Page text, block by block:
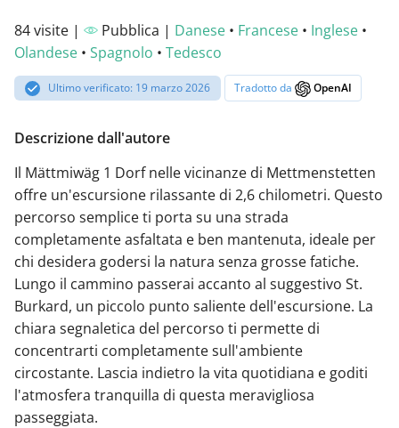
84 visite | Pubblica | Danese • Francese • Inglese •
Olandese • Spagnolo • Tedesco
Ultimo verificato: 19 marzo 2026 Tradotto da OpenAI
Descrizione dall'autore
Il Mättmiwäg 1 Dorf nelle vicinanze di Mettmenstetten
offre un'escursione rilassante di 2,6 chilometri. Questo
percorso semplice ti porta su una strada
completamente asfaltata e ben mantenuta, ideale per
chi desidera godersi la natura senza grosse fatiche.
Lungo il cammino passerai accanto al suggestivo St.
Burkard, un piccolo punto saliente dell'escursione. La
chiara segnaletica del percorso ti permette di
concentrarti completamente sull'ambiente
circostante. Lascia indietro la vita quotidiana e goditi
l'atmosfera tranquilla di questa meravigliosa
passeggiata.